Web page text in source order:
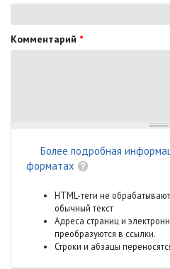
Комментарий *
Более подробная
форматах
HTML-теги не
обычный текст
Адреса страниц и
преобразуются в ссылки.
Строки и абзацы